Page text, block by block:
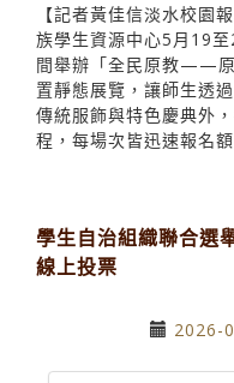
【記者黃佳信淡水校園
族學生資源中心5月19
間舉辦「全民原教——原
置靜態展覽，讓師生透
傳統服飾與特色慶典外
程，每場次皆迅速報名額
學生自治組織聯合選
線上投票
2026-